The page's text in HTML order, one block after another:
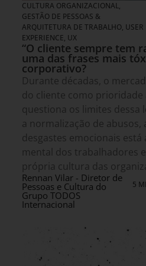
CULTURA ORGANIZACIONAL,
GESTÃO DE PESSOAS &
ARQUITETURA DE TRABALHO, USER
EXPERIENCE, UX
“O cliente sempre tem
uma das frases mais
corporativo?
Durante décadas, o
do cliente como prioridade
questiona os limites dessa
a normalização de abusos,
desgastes emocionais está
mental dos trabalhadores
própria cultura das
Rennan Vilar - Diretor de
Pessoas e Cultura do
Grupo TODOS
Internacional
5